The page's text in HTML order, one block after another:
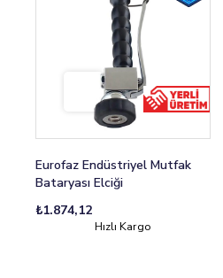
Eurofaz Endüstriyel Mutfak
Bataryası Elciği
₺1.874,12
Hızlı Kargo